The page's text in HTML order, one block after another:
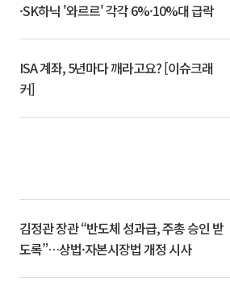
·SK하닉 '와르르' 각각 6%·10%대 급락
ISA 계좌, 5년마다 깨라고요? [이슈크래
커]
김정관 장관 “반도체 성과급, 주총 승인 받
도록”…상법·자본시장법 개정 시사